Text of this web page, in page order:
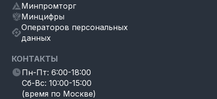
Минпромторг
Минцифры
Операторов персональных
данных
КОНТАКТЫ
Пн-Пт: 6:00-18:00
Сб-Вс: 10:00-15:00
(время по Москве)